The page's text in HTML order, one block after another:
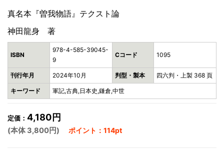
真名本『曽我物語』テクスト論
神田龍身 著
ISBN
978-4-585-39045-
9
Cコード 1095
刊行年月 2024年10月 判型・製本 四六判・上製 368 頁
キーワード 軍記,古典,日本史,鎌倉,中世
定価： 4,180円
(本体 3,800円) ポイント：114pt